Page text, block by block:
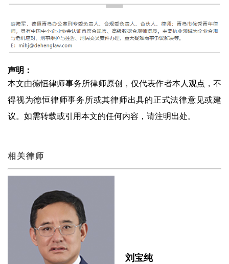
声明：
本文由德恒律师事务所律师原创，仅代表作者本人观点，不
得视为德恒律师事务所或其律师出具的正式法律意见或建
议。如需转载或引用本文的任何内容，请注明出处。
相关律师
刘宝纯